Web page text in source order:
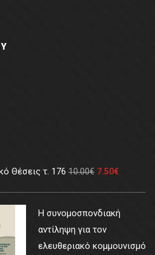
Θέσεις τ. 176 10.00€ 7.50€
Η συνομοσπονδιακή
αντίληψη για τον
ελευθεριακό κομμουνισμό